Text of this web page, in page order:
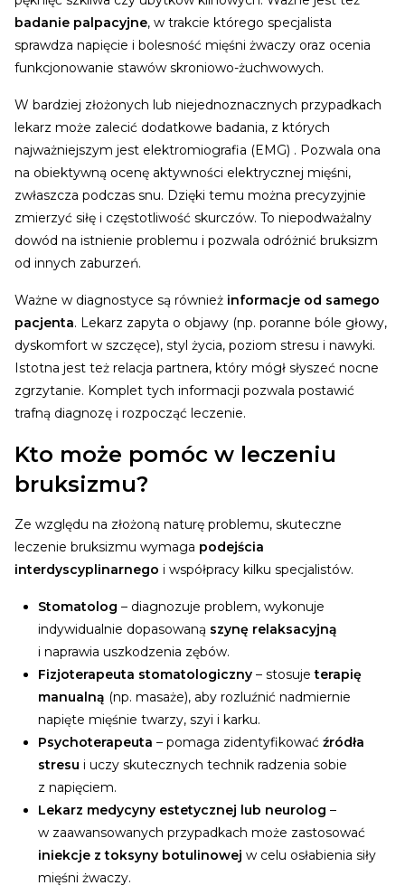
badanie palpacyjne, w trakcie którego specjalista
sprawdza napięcie i bolesność mięśni żwaczy oraz ocenia
funkcjonowanie stawów skroniowo-żuchwowych.
W bardziej złożonych lub niejednoznacznych przypadkach
lekarz może zalecić dodatkowe badania, z których
najważniejszym jest elektromiografia (EMG) . Pozwala ona
na obiektywną ocenę aktywności elektrycznej mięśni,
zwłaszcza podczas snu. Dzięki temu można precyzyjnie
zmierzyć siłę i częstotliwość skurczów. To niepodważalny
dowód na istnienie problemu i pozwala odróżnić bruksizm
od innych zaburzeń.
Ważne w diagnostyce są również informacje od samego
pacjenta. Lekarz zapyta o objawy (np. poranne bóle głowy,
dyskomfort w szczęce), styl życia, poziom stresu i nawyki.
Istotna jest też relacja partnera, który mógł słyszeć nocne
zgrzytanie. Komplet tych informacji pozwala postawić
trafną diagnozę i rozpocząć leczenie.
Kto może pomóc w leczeniu
bruksizmu?
Ze względu na złożoną naturę problemu, skuteczne
leczenie bruksizmu wymaga podejścia
interdyscyplinarnego i współpracy kilku specjalistów.
Stomatolog – diagnozuje problem, wykonuje
indywidualnie dopasowaną szynę relaksacyjną
i naprawia uszkodzenia zębów.
Fizjoterapeuta stomatologiczny – stosujeterapię
manualną (np. masaże), aby rozluźnić nadmiernie
napięte mięśnie twarzy, szyi i karku.
Psychoterapeuta – pomaga zidentyfikować źródła
stresu i uczy skutecznych technik radzenia sobie
z napięciem.
Lekarz medycyny estetycznej lub neurolog –
w zaawansowanych przypadkach może zastosować
iniekcje z toksyny botulinowej w celu osłabienia siły
mięśni żwaczy.